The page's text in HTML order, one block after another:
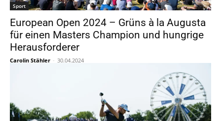
Sport
European Open 2024 – Grüns à la Augusta
für einen Masters Champion und hungrige
Herausforderer
Carolin Stähler - 30.04.2024